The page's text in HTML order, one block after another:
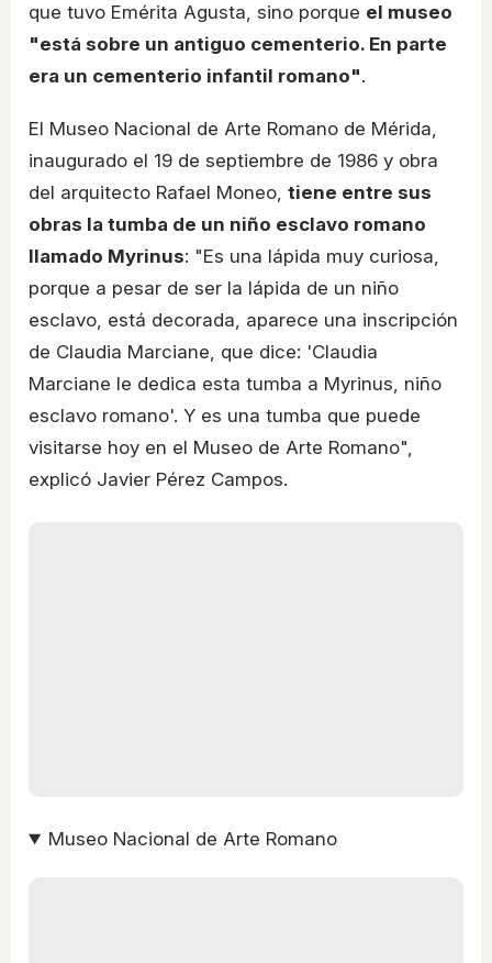
que tuvo Emérita Agusta, sino porque el museo
"está sobre un antiguo cementerio. En parte
era un cementerio infantil romano".
El Museo Nacional de Arte Romano de Mérida,
inaugurado el 19 de septiembre de 1986 y obra
del arquitecto Rafael Moneo, tiene entre sus
obras la tumba de un niño esclavo romano
llamado Myrinus: "Es una lápida muy curiosa,
porque a pesar de ser la lápida de un niño
esclavo, está decorada, aparece una inscripción
de Claudia Marciane, que dice: 'Claudia
Marciane le dedica esta tumba a Myrinus, niño
esclavo romano'. Y es una tumba que puede
visitarse hoy en el Museo de Arte Romano",
explicó Javier Pérez Campos.
Museo Nacional de Arte Romano